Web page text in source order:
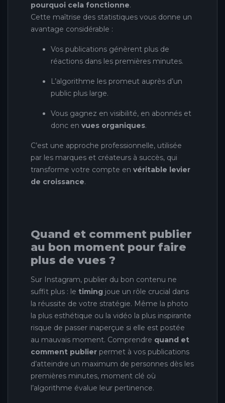
pourquoi cela fonctionne.
Cette maîtrise des statistiques vous donne un
avantage considérable :
Vos publications génèrent plus de
réactions dans les premières minutes.
L’algorithme les promeut auprès d’un
public plus large.
Vous gagnez en visibilité, en abonnés et
donc en vues organiques.
C’est une approche professionnelle, utilisée
par les marques et créateurs à succès, qui
transforme votre compte en véritable levier
de croissance.
Quand et comment publier
au bon moment pour faire
plus de vues ?
Sur Instagram, publier du bon contenu ne
suffit plus : le timing joue un rôle crucial dans
la réussite de votre stratégie. Même la photo
la plus esthétique ou la vidéo la plus inspirante
risque de passer inaperçue si elle est postée
au mauvais moment. Comprendre quand et
comment publier permet à vos publications
d’atteindre un maximum de personnes dès les
premières minutes, moment clé où
l’algorithme évalue leur pertinence.